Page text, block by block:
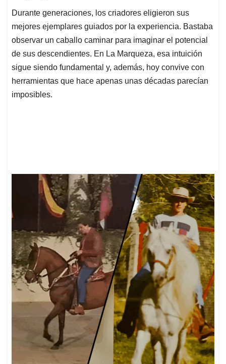
Durante generaciones, los criadores eligieron sus
mejores ejemplares guiados por la experiencia. Bastaba
observar un caballo caminar para imaginar el potencial
de sus descendientes. En La Marqueza, esa intuición
sigue siendo fundamental y, además, hoy convive con
herramientas que hace apenas unas décadas parecían
imposibles.